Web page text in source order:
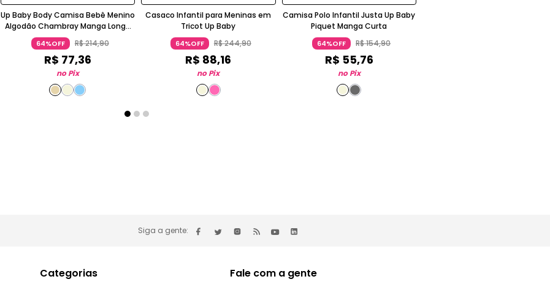
Up Baby Body Camisa Bebê Menino
Algodão Chambray Manga Longa
Amarelo
64%OFF R$214,90
R$ 77,36
no Pix
Casaco Infantil para Meninas em
Tricot Up Baby
64%OFF R$244,90
R$ 88,16
no Pix
Camisa Polo Infantil Justa Up Baby
Piquet Manga Curta
64%OFF R$154,90
R$ 55,76
no Pix
Siga a gente:
Categorias Fale com a gente